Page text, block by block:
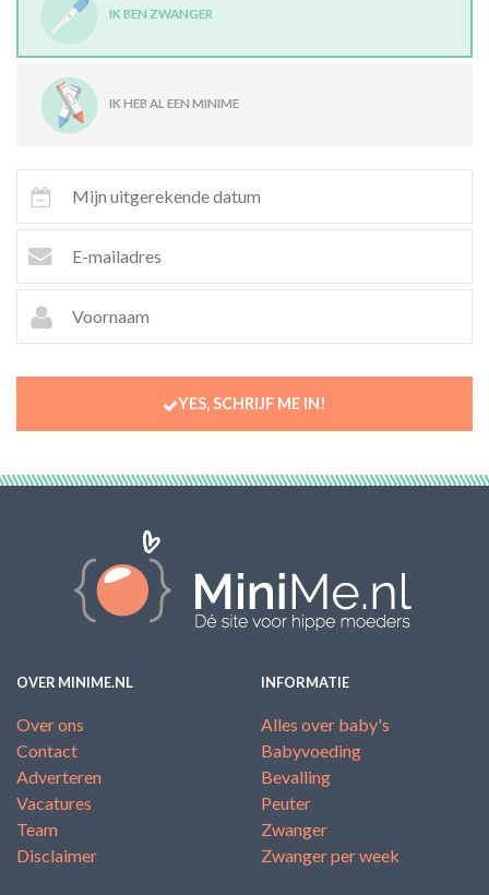
IK BEN ZWANGER
IK HEB AL EEN MINIME
YES, SCHRIJF ME IN!
OVER MINIME.NL
Over ons
Contact
Adverteren
Vacatures
Team
Disclaimer
INFORMATIE
Alles over baby's
Babyvoeding
Bevalling
Peuter
Zwanger
Zwanger per week